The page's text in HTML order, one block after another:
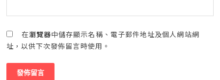
在瀏覽器中儲存顯示名稱、電子郵件地址及個人網站網
址，以供下次發佈留言時使用。